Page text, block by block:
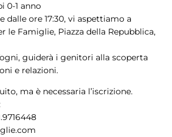
0-1 anno
dalle ore 17:30, vi aspettiamo a
le Famiglie, Piazza della Repubblica,
guiderà i genitori alla scoperta
e relazioni.
ma è necessaria l’iscrizione.